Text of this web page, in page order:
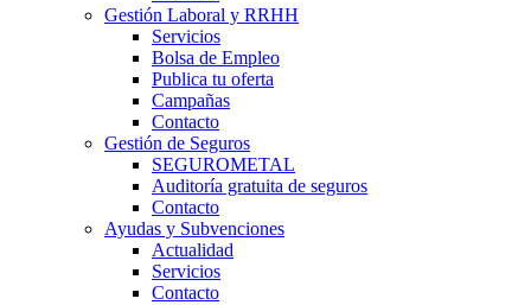
Gestión Laboral y RRHH
Servicios
Bolsa de Empleo
Publica tu oferta
Campañas
Contacto
Gestión de Seguros
SEGUROMETAL
Auditoría gratuita de seguros
Contacto
Ayudas y Subvenciones
Actualidad
Servicios
Contacto